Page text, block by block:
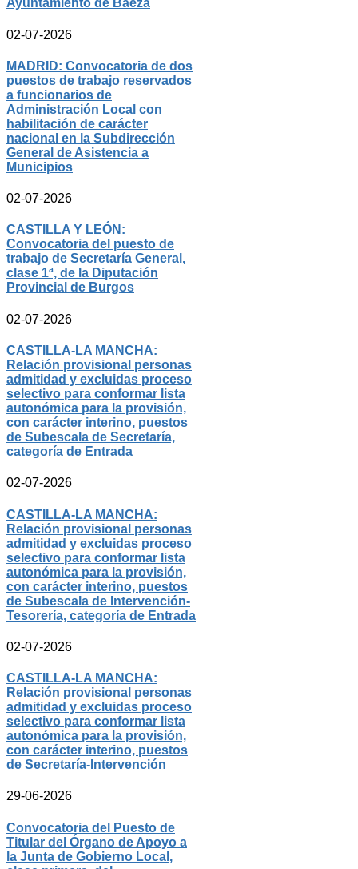
Ayuntamiento de Baeza
02-07-2026
MADRID: Convocatoria de dos
puestos de trabajo reservados
a funcionarios de
Administración Local con
habilitación de carácter
nacional en la Subdirección
General de Asistencia a
Municipios
02-07-2026
CASTILLA Y LEÓN:
Convocatoria del puesto de
trabajo de Secretaría General,
clase 1ª, de la Diputación
Provincial de Burgos
02-07-2026
CASTILLA-LA MANCHA:
Relación provisional personas
admitidad y excluidas proceso
selectivo para conformar lista
autonómica para la provisión,
con carácter interino, puestos
de Subescala de Secretaría,
categoría de Entrada
02-07-2026
CASTILLA-LA MANCHA:
Relación provisional personas
admitidad y excluidas proceso
selectivo para conformar lista
autonómica para la provisión,
con carácter interino, puestos
de Subescala de Intervención-
Tesorería, categoría de Entrada
02-07-2026
CASTILLA-LA MANCHA:
Relación provisional personas
admitidad y excluidas proceso
selectivo para conformar lista
autonómica para la provisión,
con carácter interino, puestos
de Secretaría-Intervención
29-06-2026
Convocatoria del Puesto de
Titular del Órgano de Apoyo a
la Junta de Gobierno Local,